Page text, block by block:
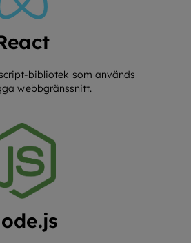
bibliotek som används
webbgränssnitt.